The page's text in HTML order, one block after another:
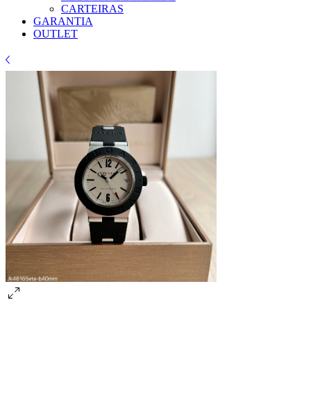
CARTEIRAS
GARANTIA
OUTLET